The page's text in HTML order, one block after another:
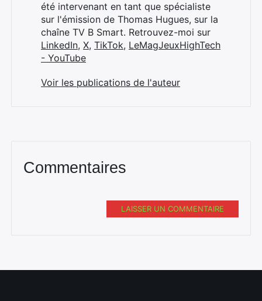
été intervenant en tant que spécialiste
sur l'émission de Thomas Hugues, sur la
chaîne TV B Smart. Retrouvez-moi sur
LinkedIn, X, TikTok, LeMagJeuxHighTech
- YouTube
Voir les publications de l'auteur
Commentaires
LAISSER UN COMMENTAIRE